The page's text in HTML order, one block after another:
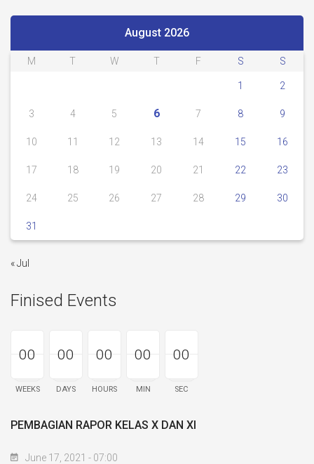
August 2026
M T W T F S S
1 2
3 4 5 6 7 8 9
10 11 12 13 14 15 16
17 18 19 20 21 22 23
24 25 26 27 28 29 30
31
« Jul
Finised Events
00
00
00
WEEKS
00
00
00
DAYS
00
00
00
HOURS
00
00
00
MIN
00
00
00
SEC
PEMBAGIAN RAPOR KELAS X DAN XI
June 17, 2021 - 07:00